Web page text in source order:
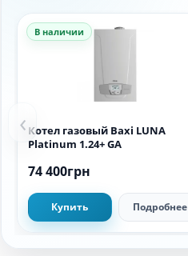
‹
В наличии
Котел газовый Baxi LUNA
Platinum 1.24+ GA
74 400грн
Купить Подробнее